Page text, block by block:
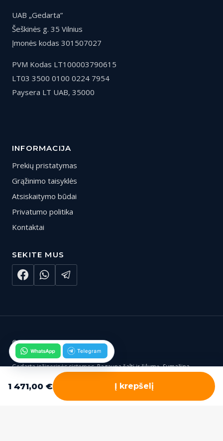
UAB „Gedarta”
Šeškinės g. 35 Vilnius
Įmonės kodas 301507027
PVM Kodas LT100003790615
LT03 3500 0100 0224 7954
Paysera LT UAB, 35000
INFORMACIJA
Prekių pristatymas
Grąžinimo taisyklės
Atsiskaitymo būdai
Privatumo politika
Kontaktai
SEKITE MUS
© 2026 Gedarta.lt
Gedarta inžinerinės sistemos. Pagauna šaltį ir šilumą. Sumažina
rūpesčius ir išlaidas.
1 471,00 € Į krepšelį